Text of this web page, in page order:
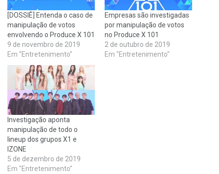
[DOSSIÊ] Entenda o caso de
manipulação de votos
envolvendo o Produce X 101
9 de novembro de 2019
Em "Entretenimento"
Empresas são investigadas
por manipulação de votos
no Produce X 101
2 de outubro de 2019
Em "Entretenimento"
Investigação aponta
manipulação de todo o
lineup dos grupos X1 e
IZONE
5 de dezembro de 2019
Em "Entretenimento"